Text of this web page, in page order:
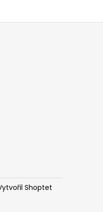
Shoptet